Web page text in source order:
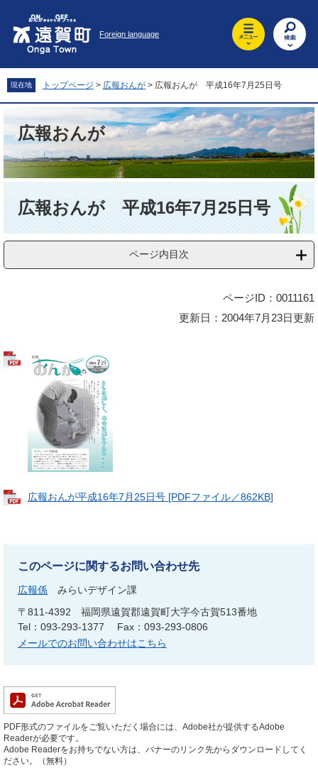
先
頭
を
飛
文
へ
Foreign language
現在地 トップページ > 広報おんが > 広報おんが 平成16年7月25日号
広報おんが
広報おんが 平成16年7月25日号
ページ内目次
ページID：0011161
更新日：2004年7月23日更新
広報おんが平成16年7月25日号 [PDFファイル／862KB]
このページに関するお問い合わせ先
広報係
みらいデザイン課
〒811-4392
福岡県遠賀郡遠賀町大字今古賀513番地
Tel：093-293-1377
Fax：093-293-0806
メールでのお問い合わせはこちら
PDF形式のファイルをご覧いただく場合には、Adobe社が提供するAdobe
Readerが必要です。
Adobe Readerをお持ちでない方は、バナーのリンク先からダウンロードしてく
ださい。（無料）